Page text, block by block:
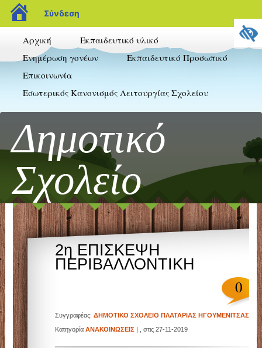
blogs.sch.gr
Σύνδεση
Αρχική
Εκπαιδευτικό υλικό
Ενημέρωση γονέων
Εκπαιδευτικό Προσωπικό
Επικοινωνία
Εσωτερικός Κανονισμός Λειτουργίας Σχολείου
Δημοτικό
Σχολείο
Πλαταριάς
2η ΕΠΙΣΚΕΨΗ
ΠΕΡΙΒΑΛΛΟΝΤΙΚΗ
0
Συγγραφέας:ΔΗΜΟΤΙΚΟ ΣΧΟΛΕΙΟ ΠΛΑΤΑΡΙΑΣ ΗΓΟΥΜΕΝΙΤΣΑΣ
ΚατηγορίαΑΝΑΚΟΙΝΩΣΕΙΣ | , στις 27-11-2019